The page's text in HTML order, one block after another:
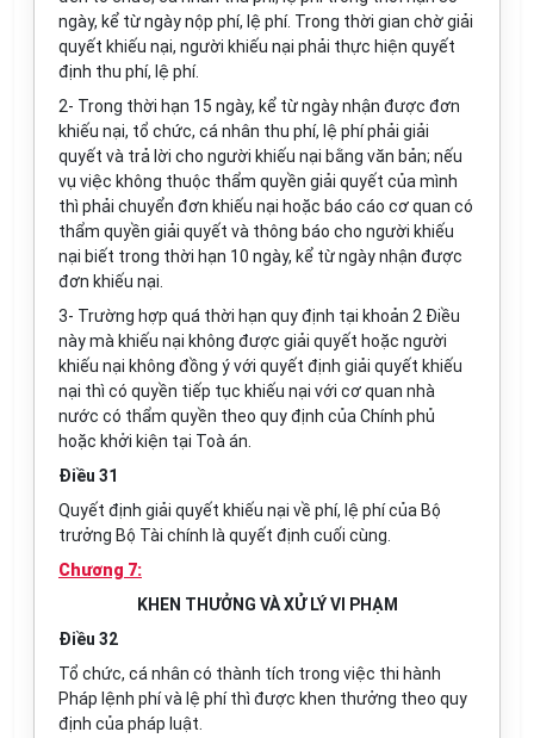
ngày, kể từ ngày nộp phí, lệ phí. Trong thời gian chờ giải
quyết khiếu nại, người khiếu nại phải thực hiện quyết
định thu phí, lệ phí.
2- Trong thời hạn 15 ngày, kể từ ngày nhận được đơn
khiếu nại, tổ chức, cá nhân thu phí, lệ phí phải giải
quyết và trả lời cho người khiếu nại bằng văn bản; nếu
vụ việc không thuộc thẩm quyền giải quyết của mình
thì phải chuyển đơn khiếu nại hoặc báo cáo cơ quan có
thẩm quyền giải quyết và thông báo cho người khiếu
nại biết trong thời hạn 10 ngày, kể từ ngày nhận được
đơn khiếu nại.
3- Trường hợp quá thời hạn quy định tại khoản 2 Điều
này mà khiếu nại không được giải quyết hoặc người
khiếu nại không đồng ý với quyết định giải quyết khiếu
nại thì có quyền tiếp tục khiếu nại với cơ quan nhà
nước có thẩm quyền theo quy định của Chính phủ
hoặc khởi kiện tại Toà án.
Điều 31
Quyết định giải quyết khiếu nại về phí, lệ phí của Bộ
trưởng Bộ Tài chính là quyết định cuối cùng.
Chương 7:
KHEN THƯỞNG VÀ XỬ LÝ VI PHẠM
Điều 32
Tổ chức, cá nhân có thành tích trong việc thi hành
Pháp lệnh phí và lệ phí thì được khen thưởng theo quy
định của pháp luật.